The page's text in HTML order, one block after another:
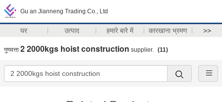
Gu an Jianneng Trading Co., Ltd
घर उत्पाद हमारे बारे में कारखाना भ्रमण >>
गुणवत्ता 2 2000kgs hoist construction supplier. (11)